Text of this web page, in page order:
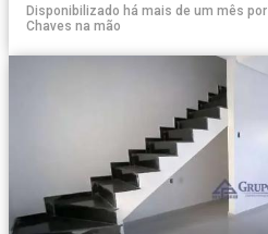
Disponibilizado há mais de um mês por
Chaves na mão